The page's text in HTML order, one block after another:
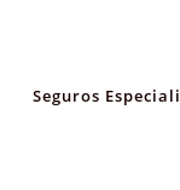
Seguros